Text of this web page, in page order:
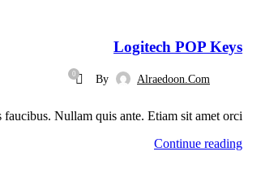
Logitech POP Keys
By Alraedoon.com
0
Nullam quis ante. Etiam sit amet orci…
Continue reading